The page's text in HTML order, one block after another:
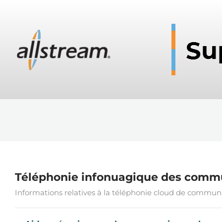
Téléphonie infonuagique des
Informations relatives à la téléphonie cloud de